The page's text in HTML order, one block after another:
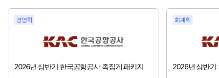
경영학
2026년 상반기 한국공항공사 족집게 패키지
회계학
2026년 상반기